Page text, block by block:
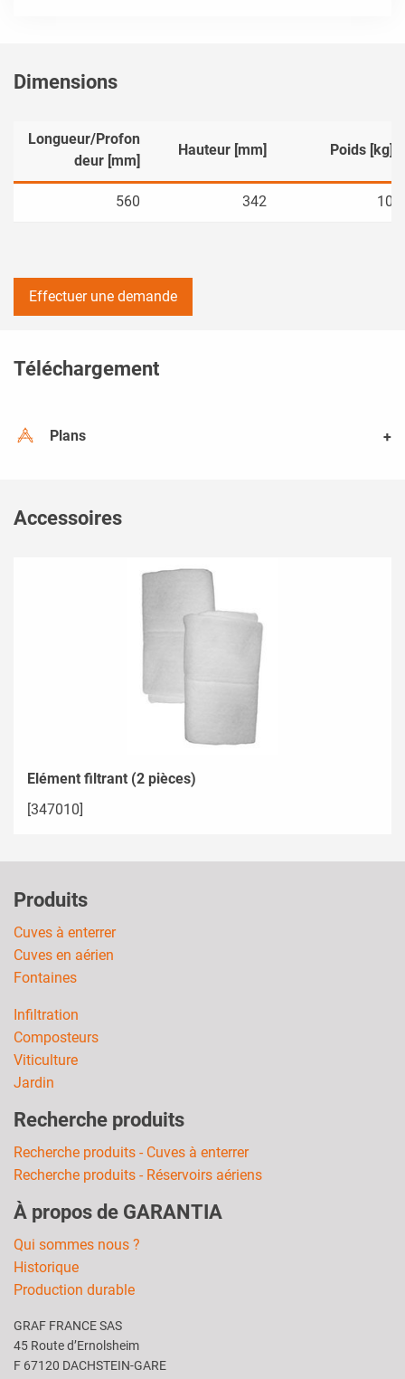
Dimensions
Longueur/Profon
deur [mm]
560
Hauteur [mm] Poids [kg]
342 10
Effectuer une demande
Téléchargement
Plans
Accessoires
Elément filtrant (2 pièces)
[347010]
Produits
Cuves à enterrer
Cuves en aérien
Fontaines
Infiltration
Composteurs
Viticulture
Jardin
Recherche produits
Recherche produits - Cuves à enterrer
Recherche produits - Réservoirs aériens
À propos de GARANTIA
Qui sommes nous ?
Historique
Production durable
GRAF FRANCE SAS
45 Route d’Ernolsheim
F 67120 DACHSTEIN-GARE